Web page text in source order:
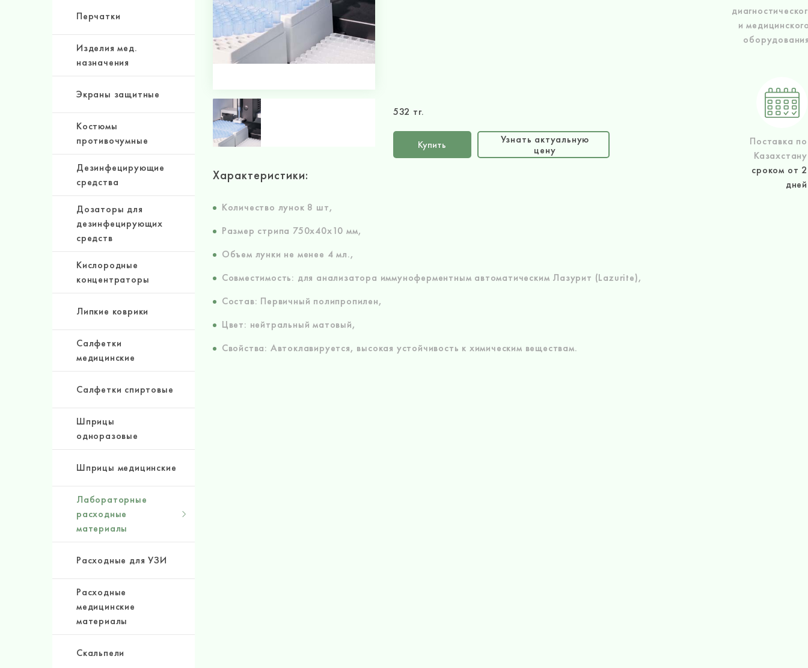
Перчатки
Изделия мед.
назначения
Экраны защитные
Костюмы
противочумные
Дезинфецирующие
средства
Дозаторы для
дезинфецирующих
средств
Кислородные
концентраторы
Липкие коврики
Салфетки
медицинские
Салфетки спиртовые
Шприцы
одноразовые
Шприцы медицинские
Лабораторные
расходные
материалы
Расходные для УЗИ
Расходные
медицинские
материалы
Скальпели
532 тг.
Купить
Узнать актуальную
цену
Характеристики:
Количество лунок 8 шт,
Размер стрипа 750х40х10 мм,
Объем лунки не менее 4 мл.,
Совместимость: для анализатора иммуноферментным автоматическим Лазурит (Lazurite),
Состав: Первичный полипропилен,
Цвет: нейтральный матовый,
Свойства: Автоклавируется, высокая устойчивость к химическим веществам.
и
Поставка по
Казахстану
сроком от 2
дней